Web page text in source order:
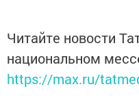
Читайте новости
национальном
https://max.ru/